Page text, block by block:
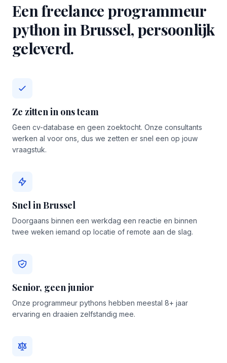
Een freelance programmeur
python in Brussel, persoonlijk
geleverd.
Ze zitten in ons team
Geen cv-database en geen zoektocht. Onze consultants
werken al voor ons, dus we zetten er snel een op jouw
vraagstuk.
Snel in Brussel
Doorgaans binnen een werkdag een reactie en binnen
twee weken iemand op locatie of remote aan de slag.
Senior, geen junior
Onze programmeur pythons hebben meestal 8+ jaar
ervaring en draaien zelfstandig mee.